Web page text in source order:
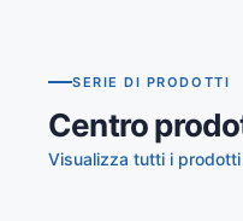
SERIE DI PRODOTTI
Centro
Visualizza tutti i prodotti